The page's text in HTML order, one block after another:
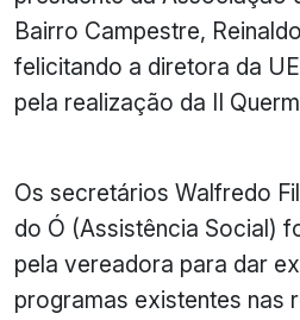
Bairro Campestre,
felicitando a diretora da
pela realização da II
Os secretários Walfredo
do Ó (Assistência Social)
pela vereadora para dar
programas existentes nas